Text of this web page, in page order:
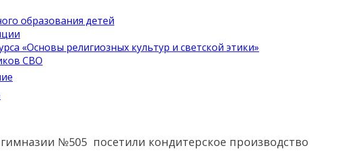
образования детей
«Основы религиозных культур и светской этики»
СВО
гимназии №505 посетили кондитерское производство